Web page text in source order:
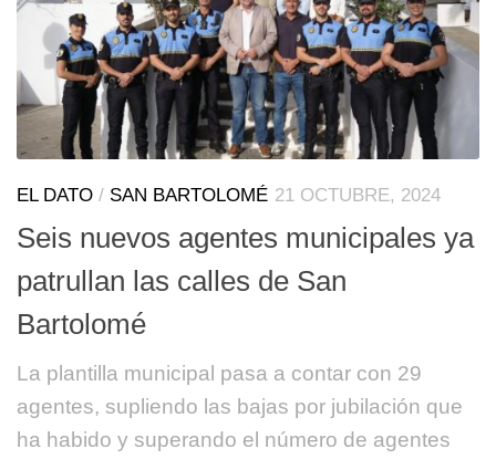
EL DATO / SAN BARTOLOMÉ 21 OCTUBRE, 2024
Seis nuevos agentes municipales ya
patrullan las calles de San
Bartolomé
La plantilla municipal pasa a contar con 29
agentes, supliendo las bajas por jubilación que
ha habido y superando el número de agentes